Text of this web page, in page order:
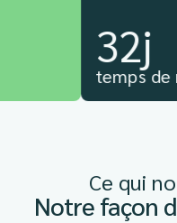
32j
temps de
Ce qui
Notre façon